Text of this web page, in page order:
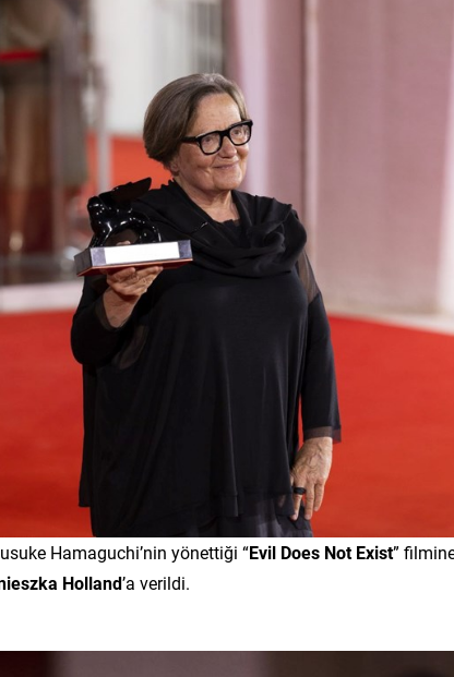
Hamaguchi’nin yönettiği “Evil Does Not Exist”
Holland’a verildi.